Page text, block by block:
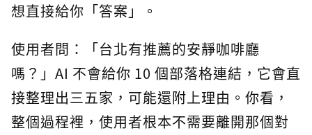
想直接給你「答案」。
使用者問：「台北有推薦的安靜咖啡廳
嗎？」AI 不會給你 10 個部落格連結，它會直
接整理出三五家，可能還附上理由。你看，
整個過程裡，使用者根本不需要離開那個對